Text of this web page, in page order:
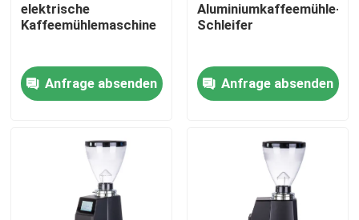
Haus
VR Show
elektrische
Kaffeemühlemaschine
Anfrage absenden
Aluminiumkaffeemühle-
Schleifer
Anfrage absenden